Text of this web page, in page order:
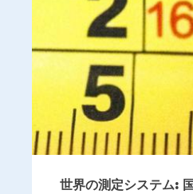
世界の測定システム: